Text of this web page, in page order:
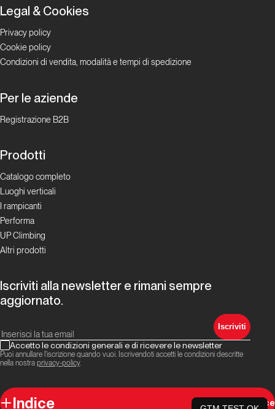
Tra carta
e social
media
alla
di un
limite
8a.nu: un
riferimento
del web da
anni
Dalla carta all'etere
sui
Blocchi
La rivoluzione
social oggi
La rivoluzione
social oggi
Indice Indice
Legal & Cookies
Privacy policy
Cookie policy
Condizioni di vendita, modalità e tempi di spedizione
Per le aziende
Registrazione B2B
Prodotti
Catalogo completo
Luoghi verticali
I rampicanti
Performa
UP Climbing
Altri prodotti
Iscriviti alla newsletter e rimani sempre
aggiornato.
Iscriviti
Accetto le condizioni generali e di ricevere le newsletter
Puoi annullare l'iscrizione quando vuoi. Iscrivendoti accetti le condizioni descritte
nella nostra privacy-policy.